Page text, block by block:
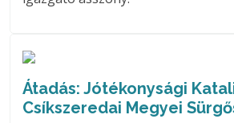
Átadás: Jótékonysági
Csíkszeredai Megyei